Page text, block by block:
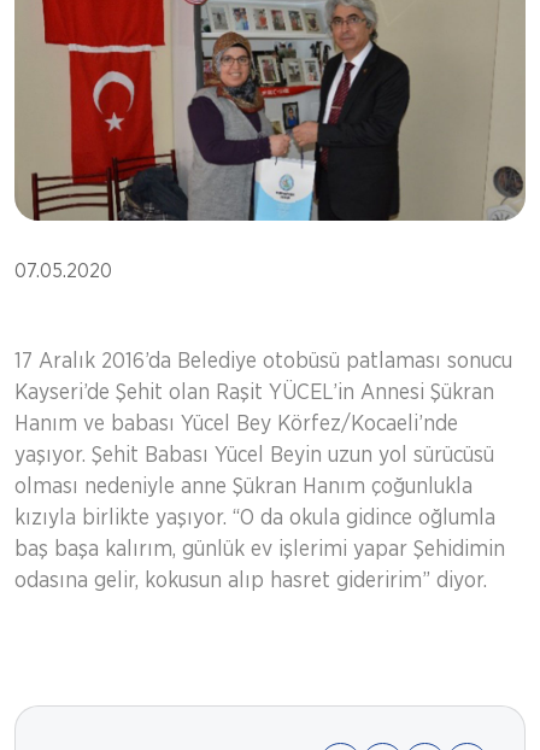
07.05.2020
17 Aralık 2016’da Belediye otobüsü patlaması sonucu
Kayseri’de Şehit olan Raşit YÜCEL’in Annesi Şükran
Hanım ve babası Yücel Bey Körfez/Kocaeli’nde
yaşıyor. Şehit Babası Yücel Beyin uzun yol sürücüsü
olması nedeniyle anne Şükran Hanım çoğunlukla
kızıyla birlikte yaşıyor. “O da okula gidince oğlumla
baş başa kalırım, günlük ev işlerimi yapar Şehidimin
odasına gelir, kokusun alıp hasret gideririm” diyor.